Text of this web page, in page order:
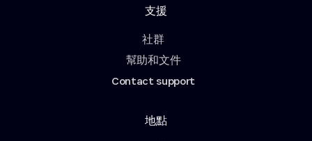
支援
社群
幫助和文件
Contact support
地點